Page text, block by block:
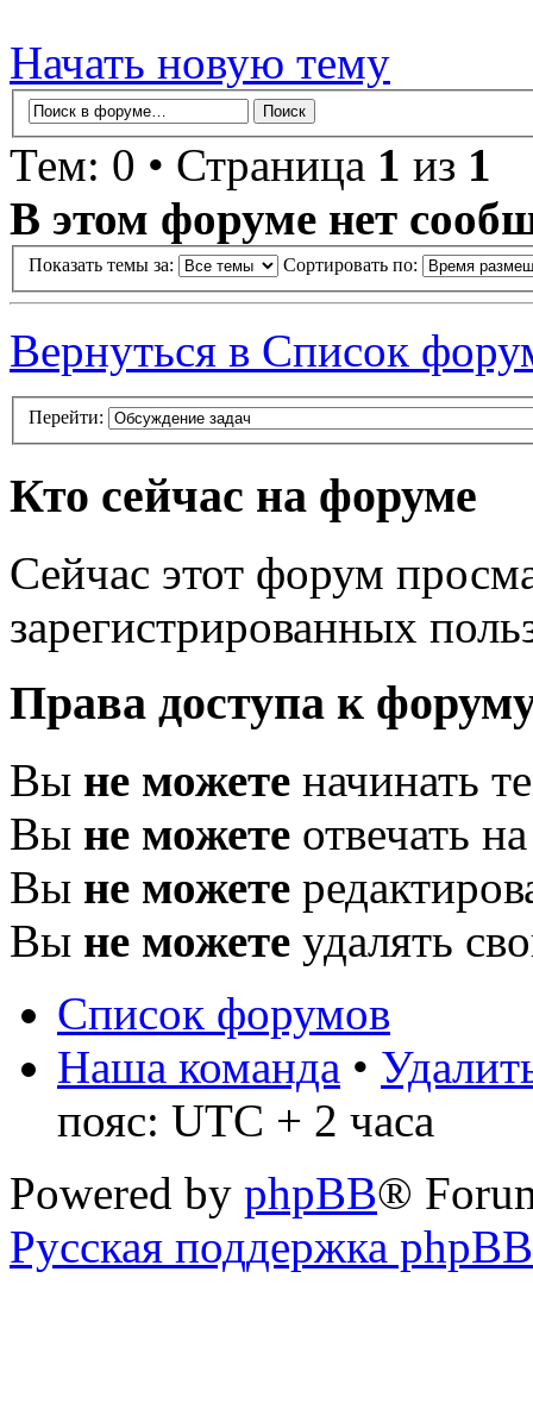
Начать новую тему
Тем: 0 • Страница 1 из 1
В этом форуме нет
Показать темы за: Сортировать по:
Вернуться в Список
Перейти:
Кто сейчас на форуме
Сейчас этот форум
зарегистрированных
Права доступа к
Вы не можете начинать
Вы не можете отвечать
Вы не можете
Вы не можете удалять
Список форумов
Наша команда •
пояс: UTC + 2 часа
Powered by phpBB®
Русская поддержка phpBB